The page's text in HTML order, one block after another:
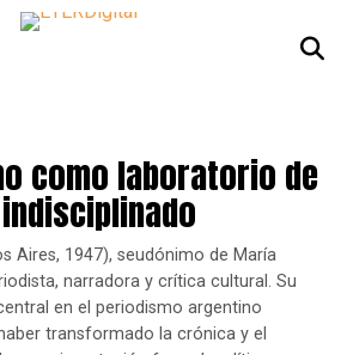
como laboratorio de
Aires, 1947), seudónimo de María
narradora y crítica cultural. Su
en el periodismo argentino
transformado la crónica y el